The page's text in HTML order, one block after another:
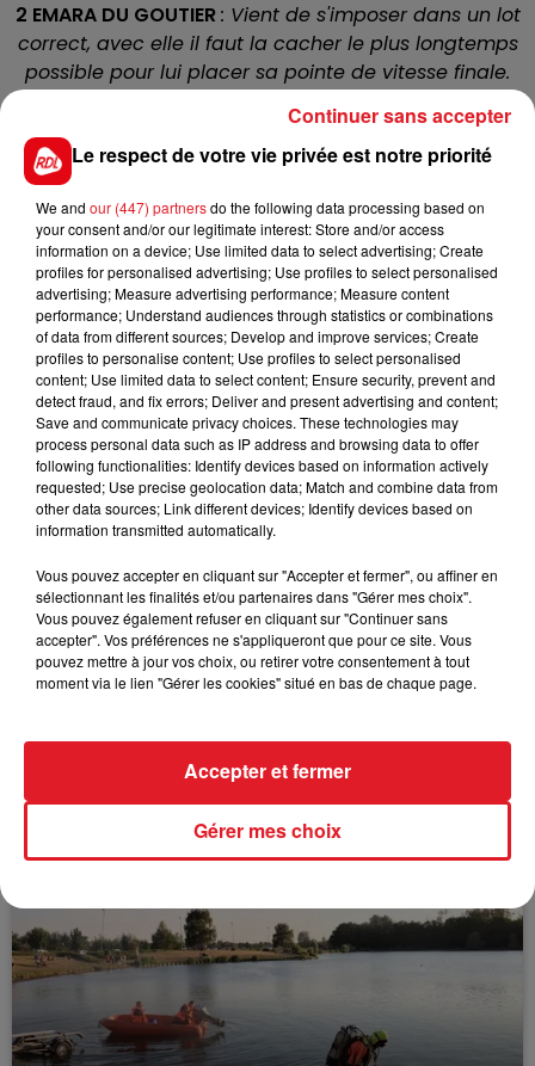
2 EMARA DU GOUTIER: Vient de s'imposer dans un lot
correct, avec elle il faut la cacher le plus longtemps
possible pour lui placer sa pointe de vitesse finale.
A gagné sur ce parcours le
mois dernier, et fait preuve d'une belle regularité.
Avec un bon parcours, c'est une possibilité.
4 FARAH DES CAUX (d4):Distancé alors qu'elle avait
la possibilité de prendre une part à l'arrivée lors de
sa derniére sortie. Si ca se passe bien dans ses
allures, elle peut se réhabiliter.
8 FIFTY WINNER(d4): Ne vaut mieux pas se fier à ses
deux derniéres sorties, car il n'est pas droitier. Il va
retrouver un tracé qui va mieux lui convenir. A
reprendre.
FIL D'ACTUS
BÉTHUNE: ENQUÊTE POUR HOMICIDE
VOLONTAIRE EN COURS, APRÈS LA...
Selon les premiers éléments, le logement servait
Le respect de votre vie privée est notre priorité
We and our (447) partnersdo the following data processing based on
your consent and/or our legitimate interest: Store and/or access
information on a device; Use limited data to select advertising; Create
profiles for personalised advertising; Use profiles to select personalised
advertising; Measure advertising performance; Measure content
performance; Understand audiences through statistics or combinations
of data from different sources; Develop and improve services; Create
profiles to personalise content; Use profiles to select personalised
content; Use limited data to select content; Ensure security, prevent and
detect fraud, and fix errors; Deliver and present advertising and content;
Save and communicate privacy choices. These technologies may
process personal data such as IP address and browsing data to offer
following functionalities: Identify devices based on information actively
requested; Use precise geolocation data; Match and combine data from
other data sources; Link different devices; Identify devices based on
information transmitted automatically.
Vous pouvez accepter en cliquant sur "Accepter et fermer", ou affiner en
sélectionnant les finalités et/ou partenaires dans "Gérer mes choix".
Vous pouvez également refuser en cliquant sur "Continuer sans
accepter". Vos préférences ne s'appliqueront que pour ce site. Vous
pouvez mettre à jour vos choix, ou retirer votre consentement à tout
moment via le lien "Gérer les cookies" situé en bas de chaque page.
Gérer mes choix
Accepter et fermer
Continuer sans accepter